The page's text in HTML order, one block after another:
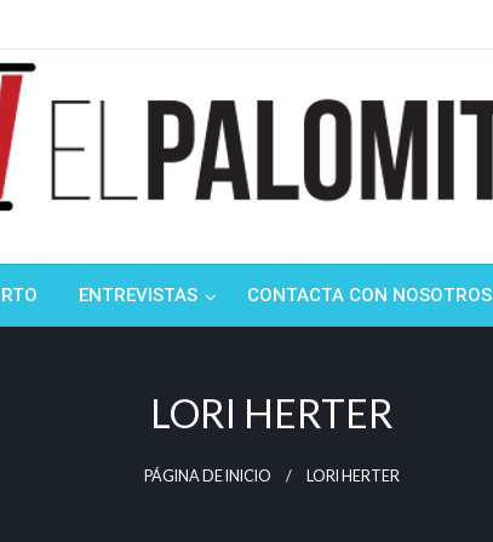
ENTREVISTAS CONTACTA CON NOSOTROS
LORI HERTER
PÁGINA DE INICIO LORI HERTER